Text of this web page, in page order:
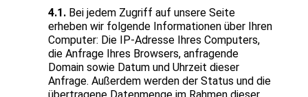
4.1. Bei jedem Zugriff auf unsere Seite
erheben wir folgende Informationen über Ihren
Computer: Die IP-Adresse Ihres Computers,
die Anfrage Ihres Browsers, anfragende
Domain sowie Datum und Uhrzeit dieser
Anfrage. Außerdem werden der Status und die